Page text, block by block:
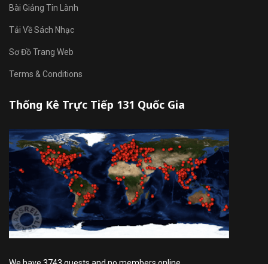
Bài Giảng Tin Lành
Tải Về Sách Nhạc
Sơ Đồ Trang Web
Terms & Conditions
Thống Kê Trực Tiếp 131 Quốc Gia